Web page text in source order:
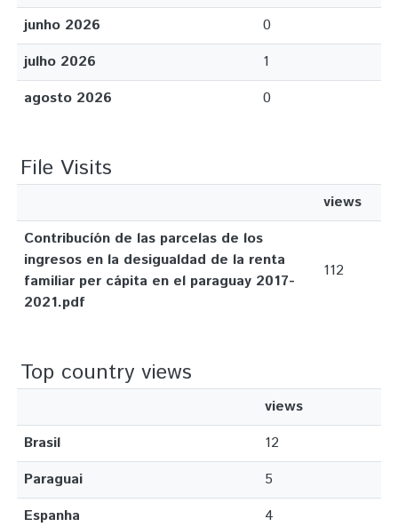
junho 2026
0
julho 2026
1
agosto 2026
0
File Visits
views
Contribucíón de las parcelas de los
ingresos en la desigualdad de la renta
familiar per cápita en el paraguay 2017-
2021.pdf
112
Top country views
views
Brasil
12
Paraguai
5
Espanha
4